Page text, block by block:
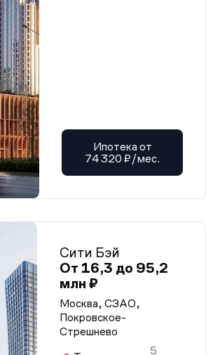
Ипотека от
74 320 ₽/мес.
Сити Бэй
От 16,3 до 95,2
млн ₽
Москва, СЗАО,
Покровское-
Стрешнево
5